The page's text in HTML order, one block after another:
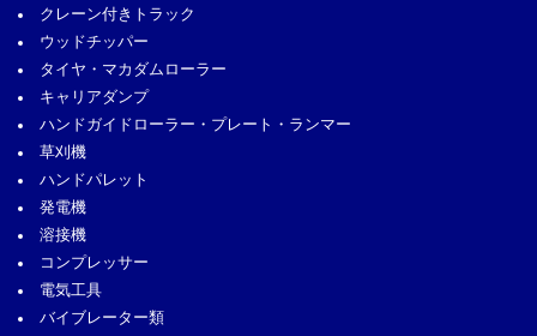
クレーン付きトラック
ウッドチッパー
タイヤ・マカダムローラー
キャリアダンプ
ハンドガイドローラー・プレート・ランマー
草刈機
ハンドパレット
発電機
溶接機
コンプレッサー
電気工具
バイブレーター類